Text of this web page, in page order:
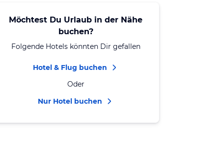
Möchtest Du Urlaub in der Nähe
buchen?
Folgende Hotels könnten Dir gefallen
Hotel & Flug buchen
Oder
Nur Hotel buchen